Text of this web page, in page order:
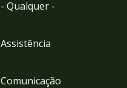
- Qualquer -
Assistência
Comunicação